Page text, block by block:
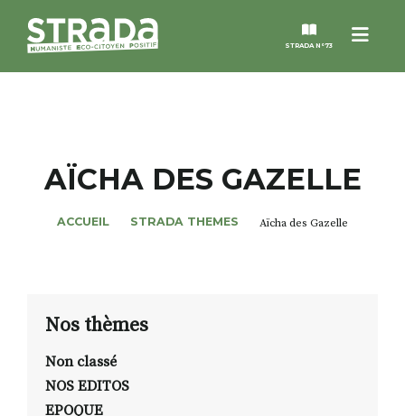
Menu
STRADA N°73
MAGAZINES
NOS THÈMES
ALTER STRADA
ROSÉE DE MAI
AÏCHA DES GAZELLE
ACCUEIL STRADA THEMES Aïcha des Gazelle
Nos thèmes
Non classé
NOS EDITOS
EPOQUE